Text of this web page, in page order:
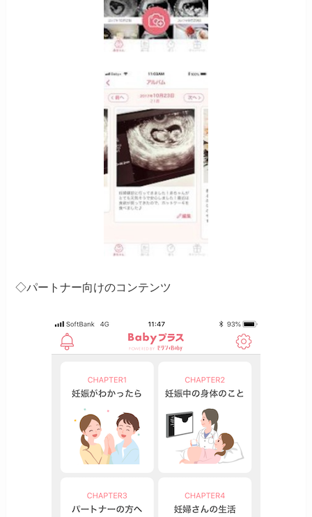
◇パートナー向けのコンテンツ